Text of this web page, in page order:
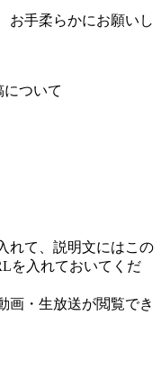
お手柔らかにお願いし
ついて
れて、説明文にはこの
を入れておいてくだ
画・生放送が閲覧でき